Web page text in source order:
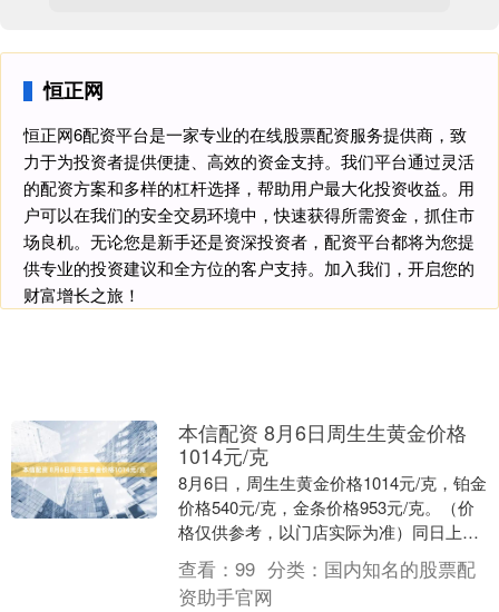
恒正网
恒正网6配资平台是一家专业的在线股票配资服务提供商，致
力于为投资者提供便捷、高效的资金支持。我们平台通过灵活
的配资方案和多样的杠杆选择，帮助用户最大化投资收益。用
户可以在我们的安全交易环境中，快速获得所需资金，抓住市
场良机。无论您是新手还是资深投资者，配资平台都将为您提
供专业的投资建议和全方位的客户支持。加入我们，开启您的
财富增长之旅！
本信配资 8月6日周生生黄金价格
1014元/克
8月6日，周生生黄金价格1014元/克，铂金
价格540元/克，金条价格953元/克。（价
格仅供参考，以门店实际为准）同日上海
黄金交易所现货黄金AU9999最新价....
查看： 99 分类： 国内知名的股票配
资助手官网